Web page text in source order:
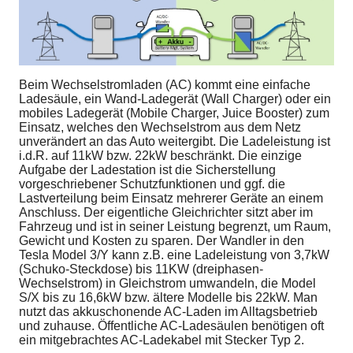
Beim Wechselstromladen (AC) kommt eine einfache
Ladesäule, ein Wand-Ladegerät (Wall Charger) oder ein
mobiles Ladegerät (Mobile Charger, Juice Booster) zum
Einsatz, welches den Wechselstrom aus dem Netz
unverändert an das Auto weitergibt. Die Ladeleistung ist
i.d.R. auf 11kW bzw. 22kW beschränkt. Die einzige
Aufgabe der Ladestation ist die Sicherstellung
vorgeschriebener Schutzfunktionen und ggf. die
Lastverteilung beim Einsatz mehrerer Geräte an einem
Anschluss. Der eigentliche Gleichrichter sitzt aber im
Fahrzeug und ist in seiner Leistung begrenzt, um Raum,
Gewicht und Kosten zu sparen. Der Wandler in den
Tesla Model 3/Y kann z.B. eine Ladeleistung von 3,7kW
(Schuko-Steckdose) bis 11KW (dreiphasen-
Wechselstrom) in Gleichstrom umwandeln, die Model
S/X bis zu 16,6kW bzw. ältere Modelle bis 22kW. Man
nutzt das akkuschonende AC-Laden im Alltagsbetrieb
und zuhause. Öffentliche AC-Ladesäulen benötigen oft
ein mitgebrachtes AC-Ladekabel mit Stecker Typ 2.